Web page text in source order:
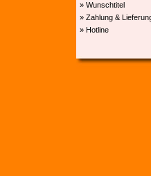
» Wunschtitel
» Zahlung &
» Hotline